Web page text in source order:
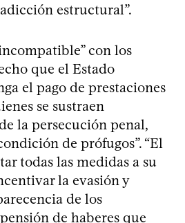
estructural”.
con los
que el Estado
el pago de prestaciones
se sustraen
la persecución penal,
de prófugos”. “El
todas las medidas a su
la evasión y
de los
de haberes que